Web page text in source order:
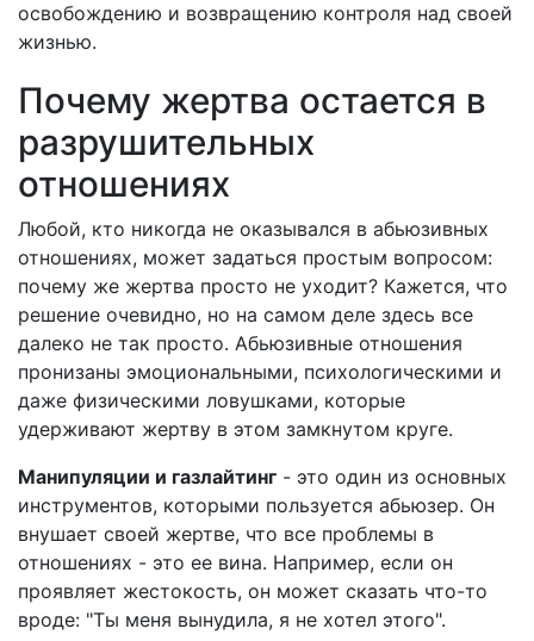
освобождению и возвращению контроля над своей
жизнью.
Почему жертва остается в
разрушительных
отношениях
Любой, кто никогда не оказывался в абьюзивных
отношениях, может задаться простым вопросом:
почему же жертва просто не уходит? Кажется, что
решение очевидно, но на самом деле здесь все
далеко не так просто. Абьюзивные отношения
пронизаны эмоциональными, психологическими и
даже физическими ловушками, которые
удерживают жертву в этом замкнутом круге.
Манипуляции и газлайтинг - это один из основных
инструментов, которыми пользуется абьюзер. Он
внушает своей жертве, что все проблемы в
отношениях - это ее вина. Например, если он
проявляет жестокость, он может сказать что-то
вроде: "Ты меня вынудила, я не хотел этого".